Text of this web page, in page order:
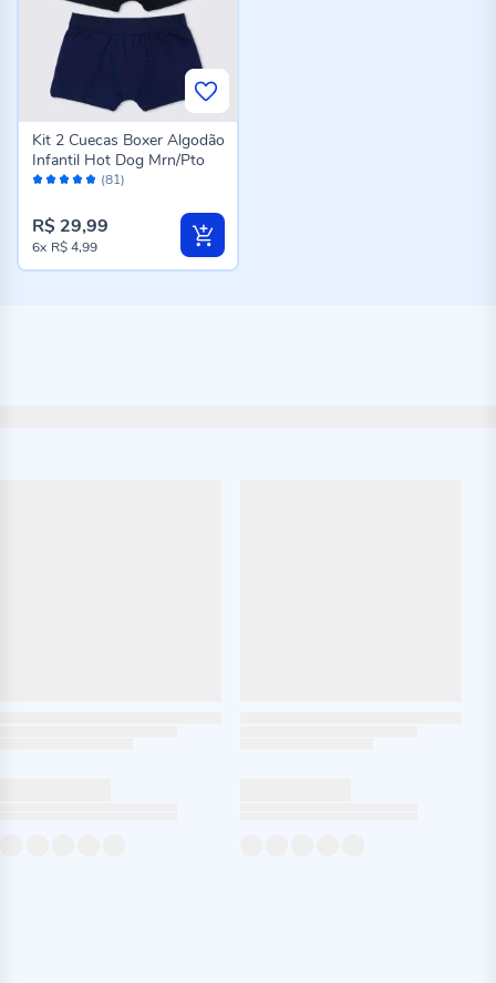
Avaliação: (81)
Kit 2 Cuecas Boxer Algodão
Infantil Hot Dog Mrn/Pto
R$ 29,99
6x R$ 4,99